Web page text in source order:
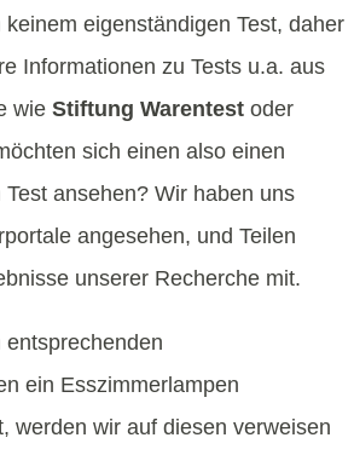
eigenständigen Test, daher
Informationen zu Tests u.a. aus
wie Stiftung Warentest oder
sich einen also einen
ansehen? Wir haben uns
angesehen, und Teilen
unserer Recherche mit.
ein Esszimmerlampen
werden wir auf diesen verweisen